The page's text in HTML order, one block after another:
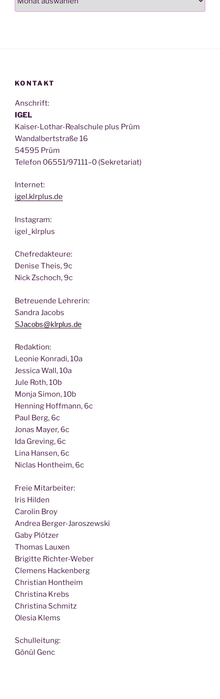
KONTAKT
Anschrift:
IGEL
Kai­ser-Lothar-Real­schu­le plus Prüm
Wan­dal­bert­stra­ße 16
54595 Prüm
Tele­fon 06551/97111–0 (Sekre­ta­ri­at)
Inter­net:
igel.klrplus.de
Insta­gram:
igel_klrplus
Chef­re­dak­teu­re:
Deni­se Theis, 9c
Nick Zscho­ch, 9c
Betreu­en­de Lehrerin:
San­dra Jacobs
SJacobs@klrplus.de
Redak­ti­on:
Leo­nie Kon­ra­di, 10a
Jes­si­ca Wall, 10a
Jule Roth, 10b
Mon­ja Simon, 10b
Hen­ning Hoff­mann, 6c
Paul Berg, 6c
Jonas May­er, 6c
Ida Gre­ving, 6c
Lina Han­sen, 6c
Nic­las Hont­heim, 6c
Freie Mit­ar­bei­ter:
Iris Hilden
Caro­lin Broy
Andrea Berger-Jaroszewski
Gaby Plötzer
Tho­mas Lauxen
Bri­git­te Richter-Weber
Cle­mens Hackenberg
Chris­ti­an Hontheim
Chris­ti­na Krebs
Chris­ti­na Schmitz
Ole­sia Klems
Schul­lei­tung:
Gönül Genc